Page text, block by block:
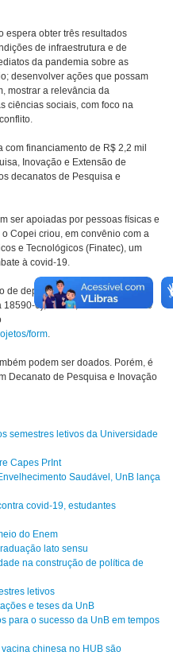
espera obter três resultados
de infraestrutura e de
da pandemia sobre as
desenvolver ações que possam
mostrar a relevância da
ciências sociais, com foco na
financiamento de R$ 2,2 mil
Inovação e Extensão de
decanatos de Pesquisa e
ser apoiadas por pessoas físicas e
Copei criou, em convênio com a
e Tecnológicos (Finatec), um
à covid-19.
de depósito bancário (Banco do
6), boleto, cartão de crédito
form.
podem ser doados. Porém, é
Decanato de Pesquisa e Inovação
semestres letivos da Universidade
Capes PrInt
Saudável, UnB lança
covid-19, estudantes
do Enem
lato sensu
na construção de política de
letivos
e teses da UnB
para o sucesso da UnB em tempos
chinesa no HUB são